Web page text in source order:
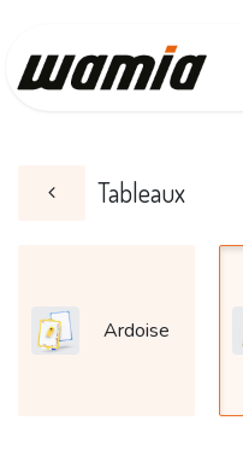
Tableaux
Ardoise